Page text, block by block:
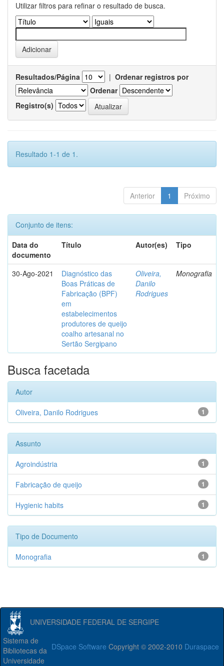
Utilizar filtros para refinar o resultado de busca.
Resultados/Página | Ordenar registros por
Ordenar
Registro(s)
Resultado 1-1 de 1.
Anterior 1 Próximo
Conjunto de itens:
Data do
documento
Título Autor(es) Tipo
30-Ago-2021
Diagnóstico das
Boas Práticas de
Fabricação (BPF)
em
estabelecimentos
produtores de queijo
coalho artesanal no
Sertão Sergipano
Oliveira,
Danilo
Rodrigues
Monografia
Busca facetada
Autor
1
Oliveira, Danilo Rodrigues
Assunto
1
Agroindústria
1
Fabricação de queijo
1
Hygienic habits
Tipo de Documento
1
Monografia
UNIVERSIDADE FEDERAL DE SERGIPE
DSpace Software Copyright © 2002-2010 Duraspace
Sistema de
Bibliotecas da
Universidade